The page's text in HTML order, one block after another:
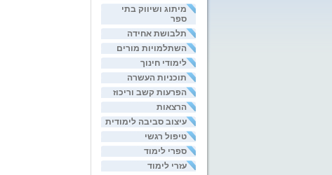
מיתוג ושיווק בתי
ספר
תלבושת אחידה
השתלמויות מורים
לימודי חינוך
תוכניות העשרה
הפרעות קשב וריכוז
הרצאות
עיצוב סביבה לימודית
טיפול רגשי
ספרי לימוד
עזרי לימוד